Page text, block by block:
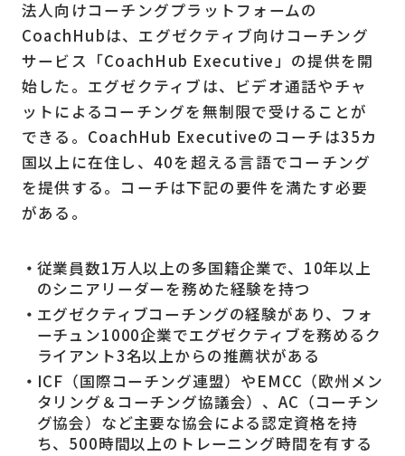
法人向けコーチングプラットフォームの
CoachHubは、エグゼクティブ向けコーチング
サービス「CoachHub Executive」の提供を開
始した。エグゼクティブは、ビデオ通話やチャ
ットによるコーチングを無制限で受けることが
できる。CoachHub Executiveのコーチは35カ
国以上に在住し、40を超える言語でコーチング
を提供する。コーチは下記の要件を満たす必要
がある。
従業員数1万人以上の多国籍企業で、10年以上
のシニアリーダーを務めた経験を持つ
エグゼクティブコーチングの経験があり、フォ
ーチュン1000企業でエグゼクティブを務めるク
ライアント3名以上からの推薦状がある
ICF（国際コーチング連盟）やEMCC（欧州メン
タリング＆コーチング協議会）、AC（コーチン
グ協会）など主要な協会による認定資格を持
ち、500時間以上のトレーニング時間を有する